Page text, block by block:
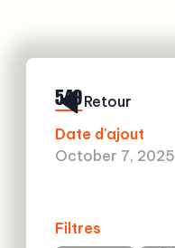
549
Date d'ajout
October 7, 2025
Filtres
Retour